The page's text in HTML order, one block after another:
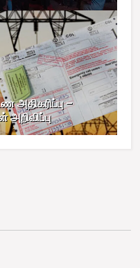
அதிகரிப்பு –